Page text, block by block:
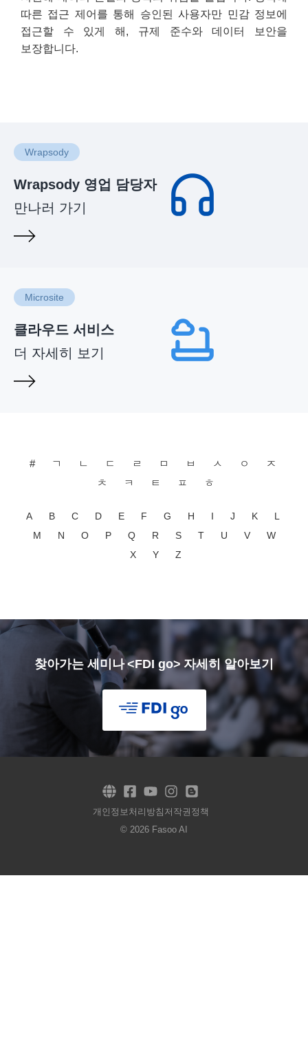
따른 접근 제어를 통해 승인된 사용자만 민감 정보에
접근할 수 있게 해, 규제 준수와 데이터 보안을
보장합니다.
Wrapsody
Wrapsody 영업 담당자
만나러 가기
Microsite
클라우드 서비스
더 자세히 보기
# ㄱ ㄴ ㄷ ㄹ ㅁ ㅂ ㅅ ㅇ
ㅈ
ㅊ
ㅋ ㅌ ㅍ ㅎ
A B C D E F G H I J K
L
M
N O P Q R S T U V
W
X
Y Z
찾아가는 세미나 <FDI go> 자세히 알아보기
개인정보처리방침 저작권정책
© 2026 Fasoo AI